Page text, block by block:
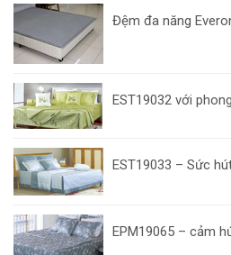
Đệm đa năng
EST19032 với
EST19033 – Sức
EPM19065 – cảm